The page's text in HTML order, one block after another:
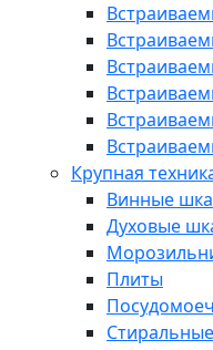
Крупная
Винные
Духовые
Плиты